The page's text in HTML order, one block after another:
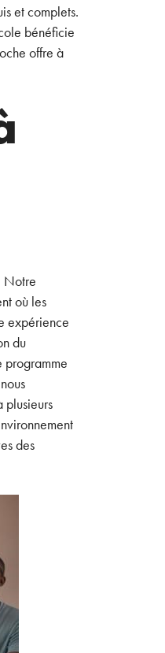
et complets.
bénéficie
offre à
Notre
où les
expérience
du
programme
plusieurs
des